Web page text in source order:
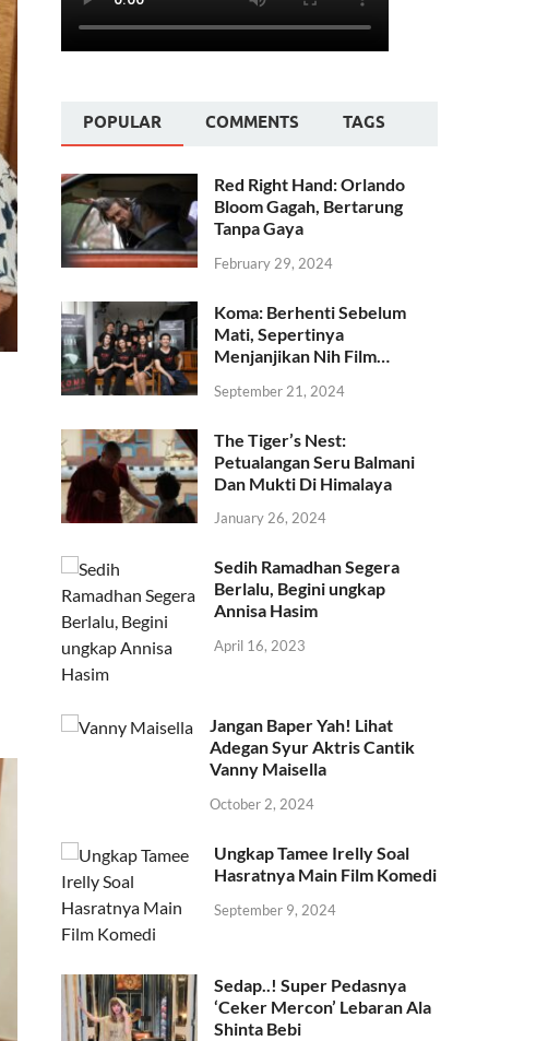
POPULAR COMMENTS TAGS
Red Right Hand: Orlando
Bloom Gagah, Bertarung
Tanpa Gaya
February 29, 2024
Koma: Berhenti Sebelum
Mati, Sepertinya
Menjanjikan Nih Film…
September 21, 2024
The Tiger’s Nest:
Petualangan Seru Balmani
Dan Mukti Di Himalaya
January 26, 2024
Sedih Ramadhan Segera
Berlalu, Begini ungkap
Annisa Hasim
April 16, 2023
Jangan Baper Yah! Lihat
Adegan Syur Aktris Cantik
Vanny Maisella
October 2, 2024
Ungkap Tamee Irelly Soal
Hasratnya Main Film Komedi
September 9, 2024
Sedap..! Super Pedasnya
‘Ceker Mercon’ Lebaran Ala
Shinta Bebi